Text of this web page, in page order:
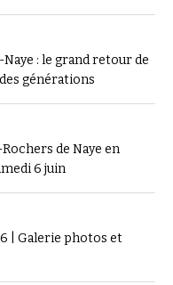
: le grand retour de
générations
de Naye en
6 juin
| Galerie photos et